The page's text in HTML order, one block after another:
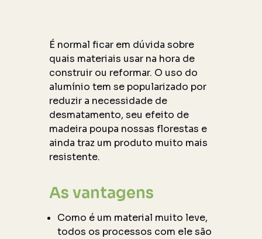
É normal ficar em dúvida sobre
quais materiais usar na hora de
construir ou reformar. O uso do
alumínio tem se popularizado por
reduzir a necessidade de
desmatamento, seu efeito de
madeira poupa nossas florestas e
ainda traz um produto muito mais
resistente.
As vantagens
Como é um material muito leve,
todos os processos com ele são